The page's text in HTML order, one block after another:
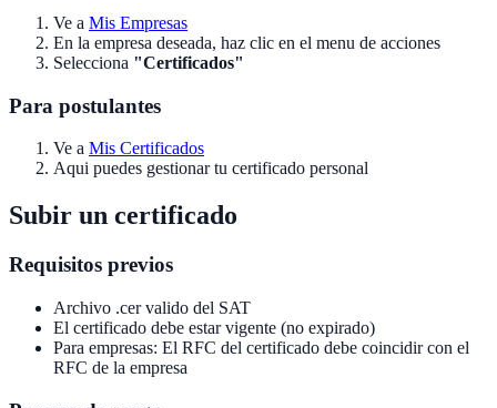
Ve a Mis Empresas
En la empresa deseada, haz clic en el menu de acciones
Selecciona "Certificados"
Para postulantes
Ve a Mis Certificados
Aqui puedes gestionar tu certificado personal
Subir un certificado
Requisitos previos
Archivo .cer valido del SAT
El certificado debe estar vigente (no expirado)
Para empresas: El RFC del certificado debe coincidir con el
RFC de la empresa